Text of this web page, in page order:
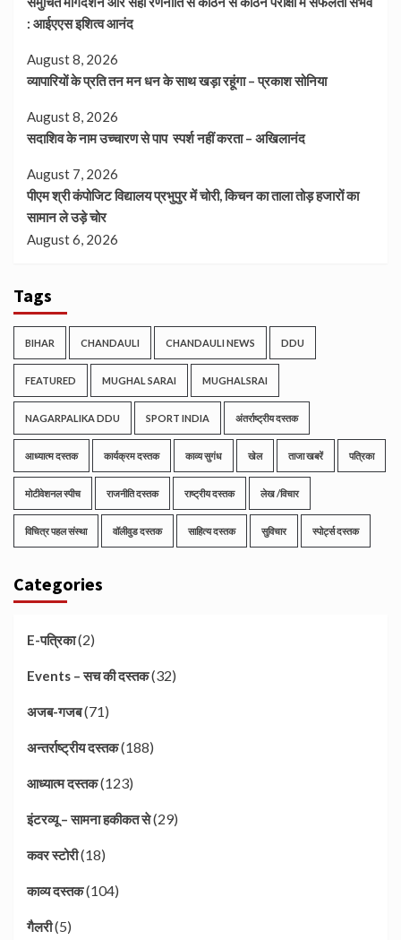
: आईएएस इशित्व आनंद
August 8, 2026
व्यापारियों के प्रति तन मन धन के साथ खड़ा रहूंगा – प्रकाश सोनिया
August 8, 2026
सदाशिव के नाम उच्चारण से पाप स्पर्श नहीं करता – अखिलानंद
August 7, 2026
पीएम श्री कंपोजिट विद्यालय प्रभुपुर में चोरी, किचन का ताला तोड़ हजारों का
सामान ले उड़े चोर
August 6, 2026
Tags
BIHAR CHANDAULI CHANDAULI NEWS DDU
FEATURED MUGHAL SARAI MUGHALSRAI
NAGARPALIKA DDU SPORT INDIA अंतर्राष्ट्रीय दस्तक
आध्यात्म दस्तक कार्यक्रम दस्तक काव्य सुगंध खेल ताजा खबरें पत्रिका
मोटीवेशनल स्पीच राजनीति दस्तक राष्ट्रीय दस्तक लेख /विचार
विचित्र पहल संस्था वॉलीवुड दस्तक साहित्य दस्तक सुविचार स्पोर्ट्स दस्तक
Categories
E-पत्रिका(2)
Events – सच की दस्तक(32)
अजब-गजब(71)
अन्तर्राष्ट्रीय दस्तक(188)
आध्यात्म दस्तक(123)
इंटरव्यू – सामना हकीकत से(29)
कवर स्टोरी(18)
काव्य दस्तक(104)
गैलरी(5)